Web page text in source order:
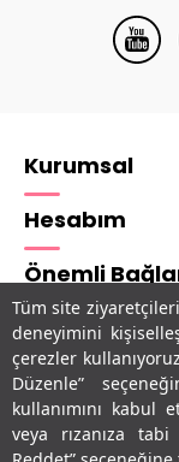
Tüm site
deneyimini
çerezler
Düzenle”
kullanımını kabul
veya rızanıza
Kurumsal
Hesabım
Önemli
Adres &